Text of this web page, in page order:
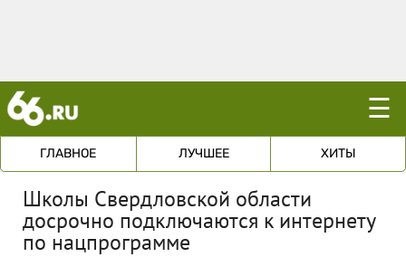
☰
ГЛАВНОЕ ЛУЧШЕЕ ХИТЫ
Школы Свердловской области
досрочно подключаются к интернету
по нацпрограмме